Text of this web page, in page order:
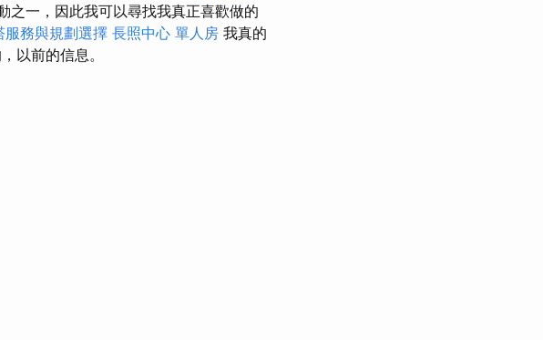
之一，因此我可以尋找我真正喜歡做的
服務與規劃選擇 長照中心 單人房 我真的
以前的信息。